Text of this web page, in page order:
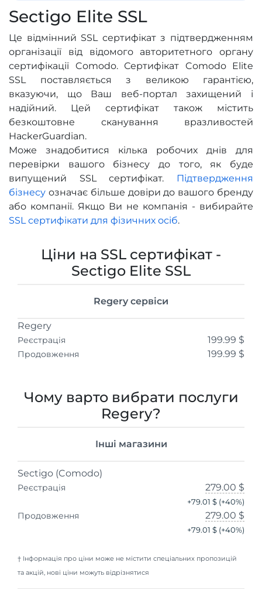
Sectigo Elite SSL
Це відмінний SSL сертифікат з підтвердженням
організації від відомого авторитетного органу
сертифікації Comodo. Сертифікат Comodo Elite
SSL поставляється з великою гарантією,
вказуючи, що Ваш веб-портал захищений і
надійний. Цей сертифікат також містить
безкоштовне сканування вразливостей
HackerGuardian.
Може знадобитися кілька робочих днів для
перевірки вашого бізнесу до того, як буде
випущений SSL сертифікат.
Підтвердження
бізнесу означає більше довіри до вашого бренду
або компанії. Якщо Ви не компанія - вибирайте
SSL сертифікати для фізичних осіб.
Ціни на SSL сертифікат -
Sectigo Elite SSL
Regery сервіси
Regery
Реєстрація 199.99 $
Продовження 199.99 $
Чому варто вибрати послуги
Regery?
Інші магазини
Sectigo (Comodo)
Реєстрація 279.00 $
+79.01 $ (+40%)
Продовження 279.00 $
+79.01 $ (+40%)
† Інформація про ціни може не містити спеціальних пропозицій
та акцій, нові ціни можуть відрізнятися